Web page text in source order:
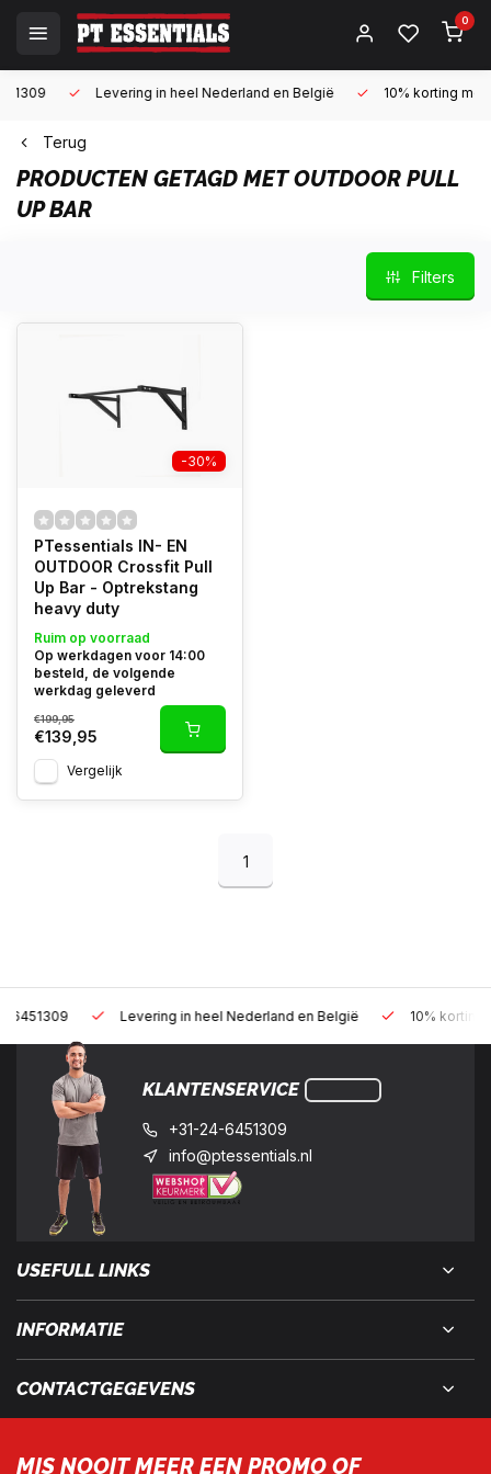
0
Levering in heel Nederland en België 10% korting met een
Terug
PRODUCTEN GETAGD MET OUTDOOR PULL
UP BAR
Filters
-30%
PTessentials IN- EN
OUTDOOR Crossfit Pull
Up Bar - Optrekstang
heavy duty
Ruim op voorraad
Op werkdagen voor 14:00
besteld, de volgende
werkdag geleverd
€199,95
€139,95
Vergelijk
1
Levering in heel Nederland en België 10% korting met een
KLANTENSERVICE
+31-24-6451309
info@ptessentials.nl
USEFULL LINKS
INFORMATIE
CONTACTGEGEVENS
MIS NOOIT MEER EEN PROMO OF